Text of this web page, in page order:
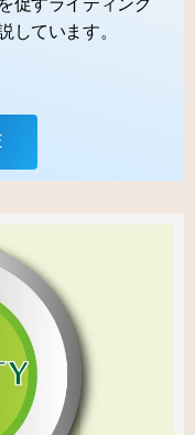
しています。